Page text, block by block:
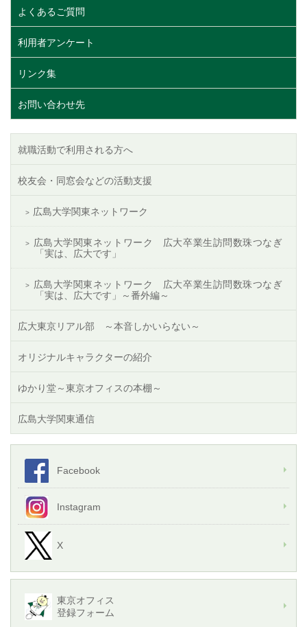
よくあるご質問
利用者アンケート
リンク集
お問い合わせ先
就職活動で利用される方へ
校友会・同窓会などの活動支援
広島大学関東ネットワーク
広島大学関東ネットワーク 広大卒業生訪問数珠つなぎ
「実は、広大です」
広島大学関東ネットワーク 広大卒業生訪問数珠つなぎ
「実は、広大です」～番外編～
広大東京リアル部 ～本音しかいらない～
オリジナルキャラクターの紹介
ゆかり堂～東京オフィスの本棚～
広島大学関東通信
Facebook
Instagram
X
東京オフィス
登録フォーム